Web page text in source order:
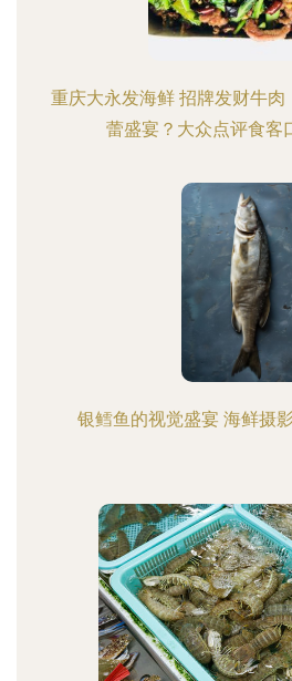
重庆大永发海鲜 招牌发财牛肉
蕾盛宴？大众点评食客
银鳕鱼的视觉盛宴 海鲜摄